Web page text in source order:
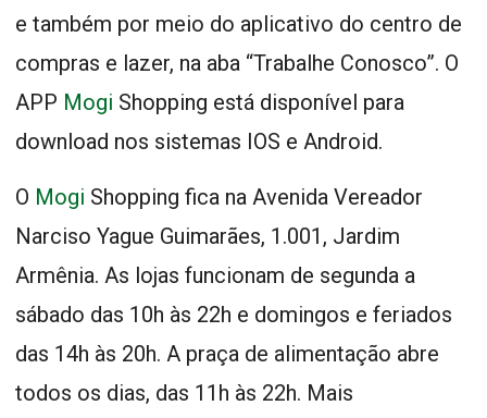
e também por meio do aplicativo do centro de
compras e lazer, na aba “Trabalhe Conosco”. O
APP Mogi Shopping está disponível para
download nos sistemas IOS e Android.
O Mogi Shopping fica na Avenida Vereador
Narciso Yague Guimarães, 1.001, Jardim
Armênia. As lojas funcionam de segunda a
sábado das 10h às 22h e domingos e feriados
das 14h às 20h. A praça de alimentação abre
todos os dias, das 11h às 22h. Mais